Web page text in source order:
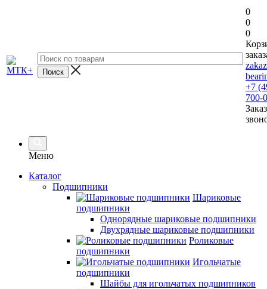
0
0
0
+7
700-
Меню
Каталог
Подшипники
Шариковые
подшипники
Однорядные шариковые подшипники
Двухрядные шариковые подшипники
Роликовые
подшипники
Игольчатые
подшипники
Шайбы для игольчатых подшипников